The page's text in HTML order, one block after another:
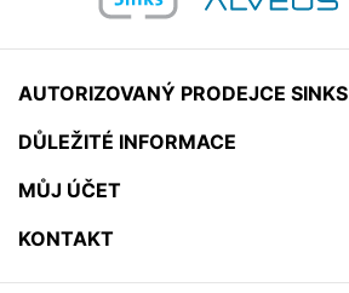
AUTORIZOVANÝ PRODEJCE SINKS
DŮLEŽITÉ INFORMACE
MŮJ ÚČET
KONTAKT